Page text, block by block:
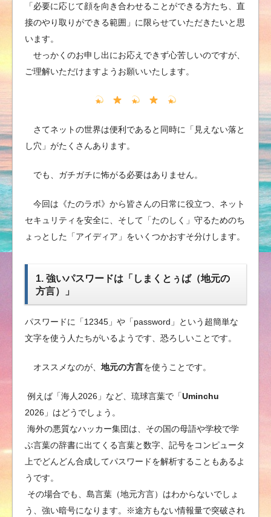
「必要に応じて顔を向き合わせることができる方たち、直
接のやり取りができる範囲」に限らせていただきたいと思
います。
せっかくのお申し出にお応えできず心苦しいのですが、
ご理解いただけますようお願いいたします。
さてネットの世界は便利であると同時に「見えない落と
し穴」がたくさんあります。
でも、ガチガチに怖がる必要はありません。
今回は《たのラボ》から皆さんの日常に役立つ、ネット
セキュリティを安全に、そして「たのしく」守るためのち
ょっとした「アイディア」をいくつかおすそ分けします。
1. 強いパスワードは「しまくとぅば（地元の
方言）」
パスワードに「12345」や「password」という超簡単な
文字を使う人たちがいるようです、恐ろしいことです。
オススメなのが、 地元の方言を使うことです。
例えば「海人2026」など、琉球言葉で「Uminchu
2026」はどうでしょう。
海外の悪質なハッカー集団は、その国の母語や学校で学
ぶ言葉の辞書に出てくる言葉と数字、記号をコンピュータ
上でどんどん合成してパスワードを解析することもあるよ
うです。
その場合でも、島言葉（地元方言）はわからないでしょ
う、強い暗号になります。※途方もない情報量で突破され